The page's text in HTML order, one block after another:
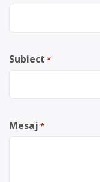
Subiect *
Mesaj *